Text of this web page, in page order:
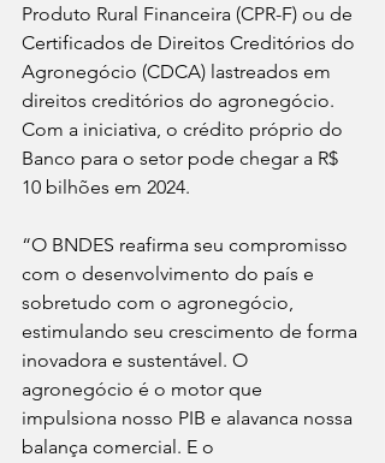
Produto Rural Financeira (CPR-F) ou de
Certificados de Direitos Creditórios do
Agronegócio (CDCA) lastreados em
direitos creditórios do agronegócio.
Com a iniciativa, o crédito próprio do
Banco para o setor pode chegar a R$
10 bilhões em 2024.
“O BNDES reafirma seu compromisso
com o desenvolvimento do país e
sobretudo com o agronegócio,
estimulando seu crescimento de forma
inovadora e sustentável. O
agronegócio é o motor que
impulsiona nosso PIB e alavanca nossa
balança comercial. E o